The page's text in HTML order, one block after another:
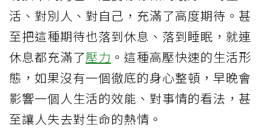
活、對別人、對自己，充滿了高度期待。甚
至把這種期待也落到休息、落到睡眠，就連
休息都充滿了壓力 。這種高壓快速的生活形
態，如果沒有一個徹底的身心整頓，早晚會
影響一個人生活的效能、對事情的看法，甚
至讓人失去對生命的熱情。